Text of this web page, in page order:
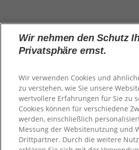
Wir nehmen den Schutz
Privatsphäre ernst.
Wir verwenden Cookies und
zu verstehen, wie Sie unsere
wertvollere Erfahrungen für Sie zu
Cookies können für verschiedene
werden, einschließlich
Messung der Websitenutzung und
Drittpartner. Durch die weitere